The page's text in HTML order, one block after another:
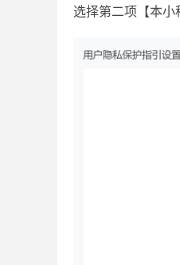
选择第二项【本小